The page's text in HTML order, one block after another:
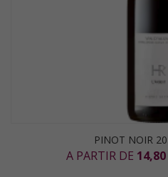
PINOT NOIR
A PARTIR DE